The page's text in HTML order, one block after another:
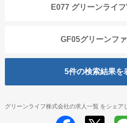
E077 グリーンライフ
GF05グリーンフ
5件の検索結果を
グリーンライフ株式会社の求人一覧 をシェア